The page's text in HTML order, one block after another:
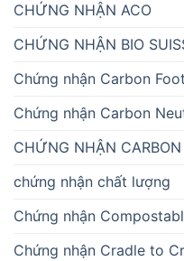
CHỨNG NHẬN ACO
CHỨNG NHẬN BIO
Chứng nhận Carbon
Chứng nhận Carbon
CHỨNG NHẬN CARBON
chứng nhận chất lượng
Chứng nhận
Chứng nhận Cradle to